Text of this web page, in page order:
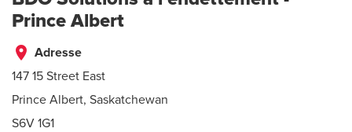
Prince Albert
place Adresse
147 15 Street East
Prince Albert, Saskatchewan
S6V 1G1